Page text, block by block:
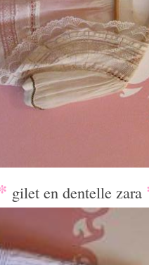
gilet en dentelle zara